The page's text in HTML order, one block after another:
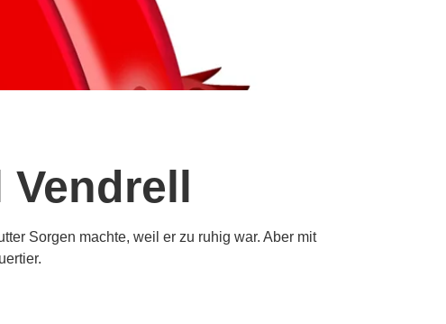
Vendrell
Sorgen machte, weil er zu ruhig war. Aber mit